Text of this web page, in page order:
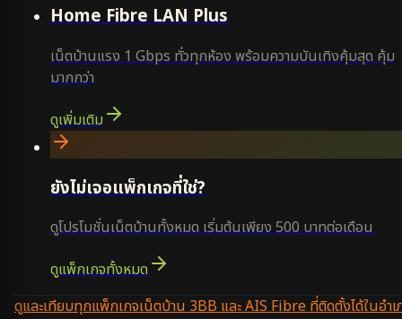
Home Fibre LAN Plus
เน็ตบ้านแรง 1 Gbps ทั่วทุกห้อง พร้อมความบันเทิงคุ้มสุด คุ้ม
มากกว่า
ดูเพิ่มเติม
ยังไม่เจอแพ็กเกจที่ใช่?
ดูโปรโมชั่นเน็ตบ้านทั้งหมด เริ่มต้นเพียง 500 บาทต่อเดือน
ดูแพ็กเกจทั้งหมด
ดูและเทียบทุกแพ็กเกจเน็ตบ้าน 3BB และ AIS Fibre ที่ติดตั้งได้ในอำเ